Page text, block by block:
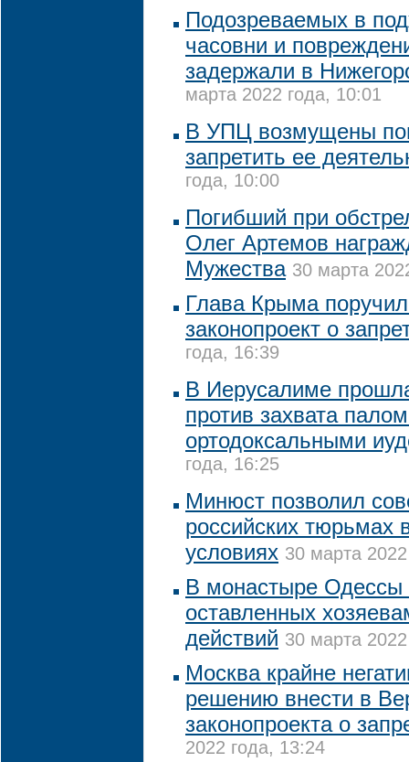
Подозреваемых в
часовни и
задержали в
марта 2022 года, 10:01
В УПЦ возмущены
запретить ее
года, 10:00
Погибший при
Олег Артемов
Мужества 30 марта
Глава Крыма поручил
законопроект о
года, 16:39
В Иерусалиме
против захвата
ортодоксальными
года, 16:25
Минюст позволил
российских тюрьмах
условиях 30 марта
В монастыре Одессы
оставленных
действий 30 марта
Москва крайне
решению внести в
законопроекта о
2022 года, 13:24